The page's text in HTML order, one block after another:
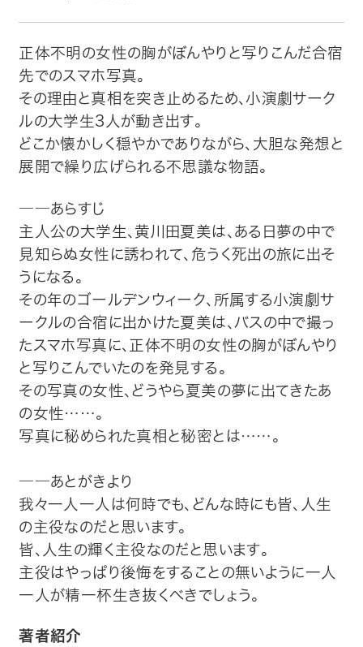
自費出版したい方
メディア紹介
購入方法
お問い合わせ
画像・文章の使用について
企業情報
正体不明の女性の胸がぼんやりと写りこんだ合宿
先でのスマホ写真。
その理由と真相を突き止めるため、小演劇サーク
ルの大学生3人が動き出す。
どこか懐かしく穏やかでありながら、大胆な発想と
展開で繰り広げられる不思議な物語。
――あらすじ
主人公の大学生、黄川田夏美は、ある日夢の中で
見知らぬ女性に誘われて、危うく死出の旅に出そ
うになる。
その年のゴールデンウィーク、所属する小演劇サ
ークルの合宿に出かけた夏美は、バスの中で撮っ
たスマホ写真に、正体不明の女性の胸がぼんやり
と写りこんでいたのを発見する。
その写真の女性、どうやら夏美の夢に出てきたあ
の女性……。
写真に秘められた真相と秘密とは……。
――あとがきより
我々一人一人は何時でも、どんな時にも皆、人生
の主役なのだと思います。
皆、人生の輝く主役なのだと思います。
主役はやっぱり後悔をすることの無いように一人
一人が精一杯生き抜くべきでしょう。
著者紹介